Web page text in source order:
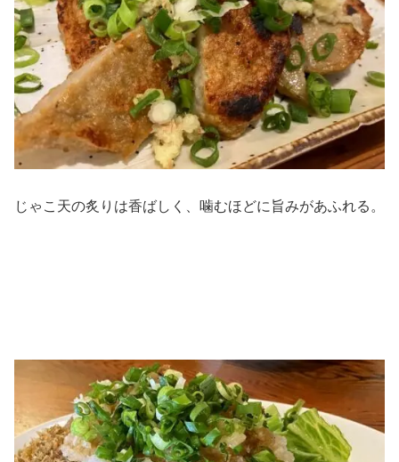
じゃこ天の炙りは香ばしく、噛むほどに旨みがあふれる。